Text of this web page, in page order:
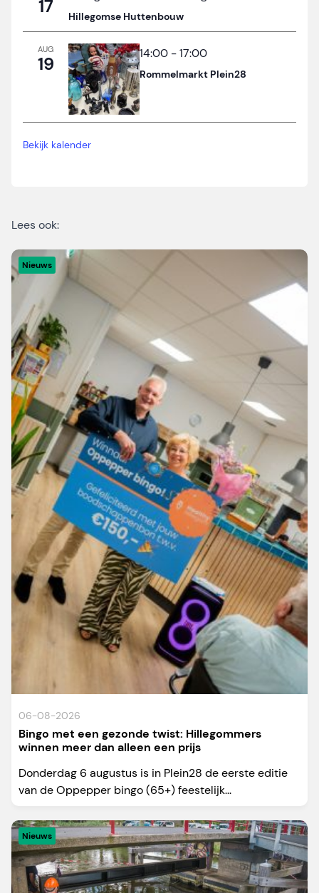
17 Hillegomse Huttenbouw
AUG
19 14:00 -17:00
Rommelmarkt Plein28
Bekijk kalender
Lees ook:
Nieuws
06-08-2026
Bingo met een gezonde twist: Hillegommers
winnen meer dan alleen een prijs
Donderdag 6 augustus is in Plein28 de eerste editie
van de Oppepper bingo (65+) feestelijk...
Nieuws